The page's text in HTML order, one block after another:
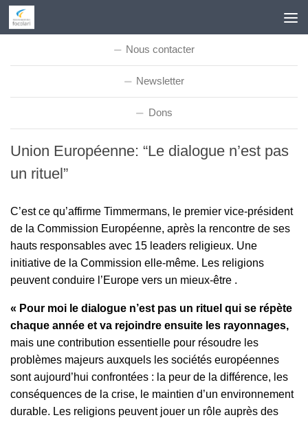
Skip to content
Nous contacter
Newsletter
Dons
Union Européenne: “Le dialogue n’est pas
un rituel”
C’est ce qu’affirme Timmermans, le premier vice-président
de la Commission Européenne, après la rencontre de ses
hauts responsables avec 15 leaders religieux. Une
initiative de la Commission elle-même. Les religions
peuvent conduire l’Europe vers un mieux-être .
« Pour moi le dialogue n’est pas un rituel qui se répète
chaque année et va rejoindre ensuite les rayonnages,
mais une contribution essentielle pour résoudre les
problèmes majeurs auxquels les sociétés européennes
sont aujourd’hui confrontées : la peur de la différence, les
conséquences de la crise, le maintien d’un environnement
durable. Les religions peuvent jouer un rôle auprès des